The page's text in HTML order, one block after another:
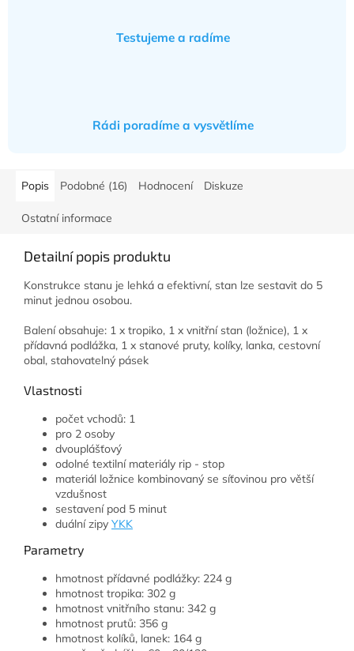
Testujeme a radíme
Rádi poradíme a vysvětlíme
Popis Podobné (16) Hodnocení Diskuze
Ostatní informace
Detailní popis produktu
Konstrukce stanu je lehká a efektivní, stan lze sestavit do 5
minut jednou osobou.
Balení obsahuje: 1 x tropiko, 1 x vnitřní stan (ložnice), 1 x
přídavná podlážka, 1 x stanové pruty, kolíky, lanka, cestovní
obal, stahovatelný pásek
Vlastnosti
počet vchodů: 1
pro 2 osoby
dvouplášťový
odolné textilní materiály rip - stop
materiál ložnice kombinovaný se síťovinou pro větší
vzdušnost
sestavení pod 5 minut
duální zipy YKK
Parametry
hmotnost přídavné podlážky: 224 g
hmotnost tropika: 302 g
hmotnost vnitřního stanu: 342 g
hmotnost prutů: 356 g
hmotnost kolíků, lanek: 164 g